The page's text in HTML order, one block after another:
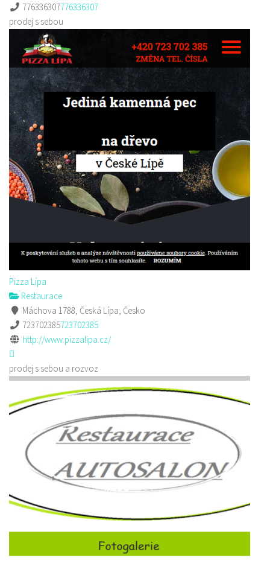
776336307776336307
prodej s sebou
Pizza Lípa
Restaurace
Máchova 1788, Česká Lípa, Česko
723702385723702385
http://www.pizzalipa.cz/
prodej s sebou a rozvoz